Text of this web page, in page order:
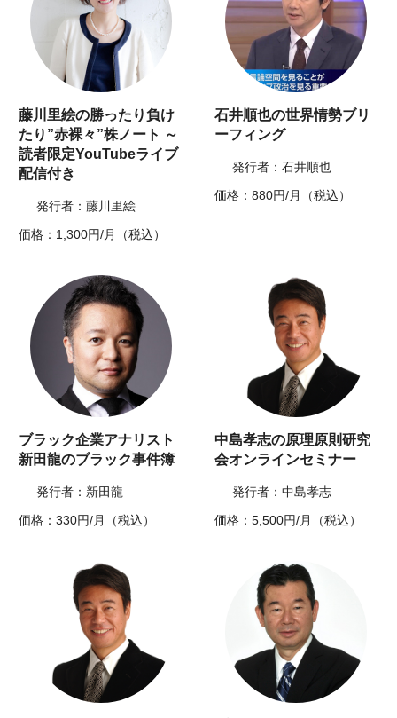
藤川里絵の勝ったり負け
たり”赤裸々”株ノート ～
読者限定YouTubeライブ
配信付き
発行者：藤川里絵
価格：1,300円/月（税込）
石井順也の世界情勢ブリ
ーフィング
発行者：石井順也
価格：880円/月（税込）
ブラック企業アナリスト
新田龍のブラック事件簿
発行者：新田龍
価格：330円/月（税込）
中島孝志の原理原則研究
会オンラインセミナー
発行者：中島孝志
価格：5,500円/月（税込）